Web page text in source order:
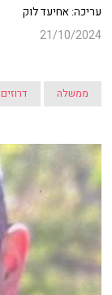
עריכה: אחיעד לוק
21/10/2024
ממשלה דרוזים